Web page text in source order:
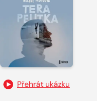
Přehrát ukázku